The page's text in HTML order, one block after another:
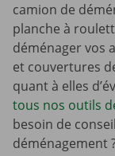
camion de
planche à
déménager vos
et couvertures
quant à elles
tous nos outils
besoin de
déménagement